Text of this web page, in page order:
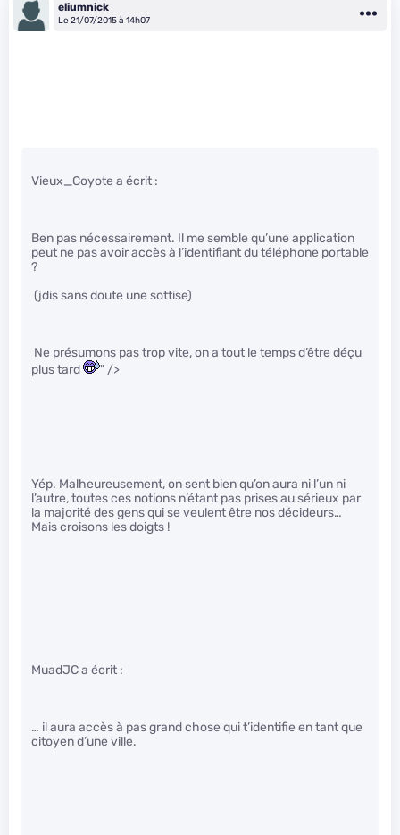
eliumnick
Le 21/07/2015 à 14h07
Vieux_Coyote a écrit :
Ben pas nécessairement. Il me semble qu’une application
peut ne pas avoir accès à l’identifiant du téléphone portable
?
(jdis sans doute une sottise)
Ne présumons pas trop vite, on a tout le temps d’être déçu
plus tard
" />
Yép. Malheureusement, on sent bien qu’on aura ni l’un ni
l’autre, toutes ces notions n’étant pas prises au sérieux par
la majorité des gens qui se veulent être nos décideurs…
Mais croisons les doigts !
MuadJC a écrit :
… il aura accès à pas grand chose qui t’identifie en tant que
citoyen d’une ville.